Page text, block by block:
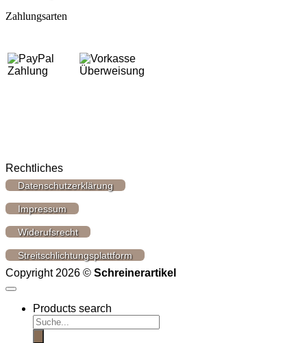
Zahlungsarten
Rechtliches
Datenschutzerklärung
Impressum
Widerufsrecht
Streitschlichtungsplattform
Copyright 2026 © Schreinerartikel
Products search